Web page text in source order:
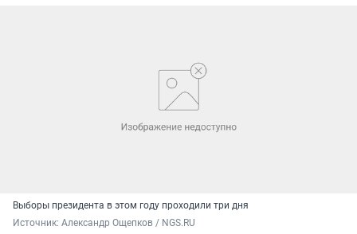
Выборы президента в этом году проходили три дня
Источник: Александр Ощепков / NGS.RU